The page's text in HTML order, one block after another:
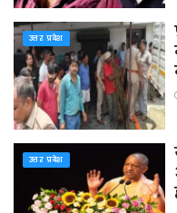
उत्तर प्रदेश
उत्तर प्रदेश